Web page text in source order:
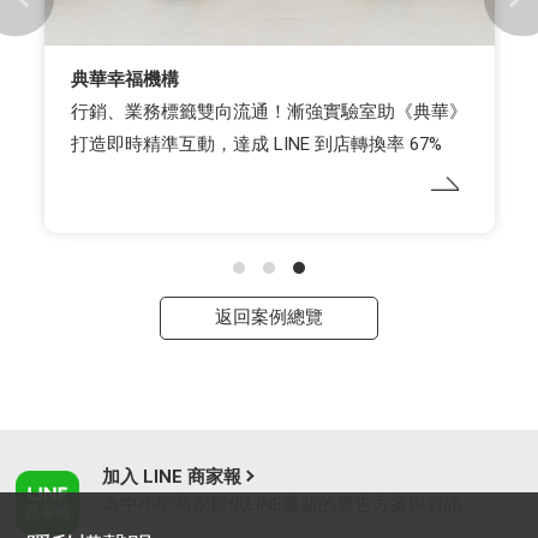
典華幸福機構
行銷、業務標籤雙向流通！漸強實驗室助《典華》
打造即時精準互動，達成 LINE 到店轉換率 67%
返回案例總覽
加入 LINE 商家報